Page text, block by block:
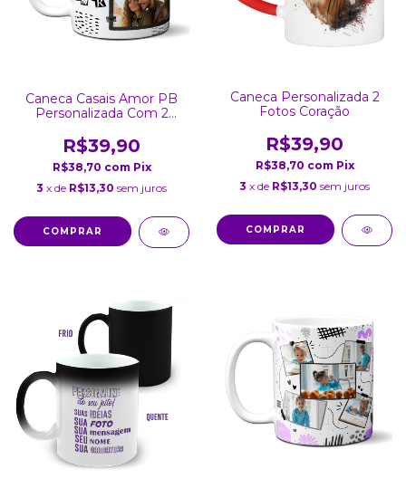
Caneca Casais Amor PB
Personalizada Com 2
R$39,90
R$38,70 com Pix
3 x de R$13,30 sem juros
COMPRAR
Caneca Personalizada 2
Fotos Coração
R$39,90
R$38,70 com Pix
3 x de R$13,30 sem juros
COMPRAR